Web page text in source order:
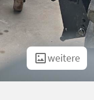
weitere